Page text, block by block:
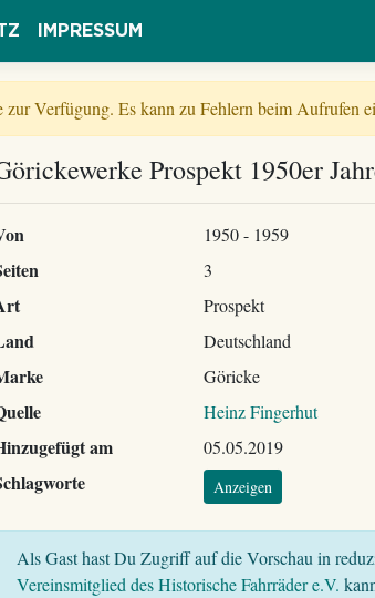
IMPRESSUM
Verfügung. Es kann zu Fehlern beim Aufrufen
Prospekt 1950er
1950 - 1959
3
Prospekt
Deutschland
Göricke
Heinz Fingerhut
am 05.05.2019
Anzeigen
Als Gast hast Du Zugriff auf die Vorschau in
Vereinsmitglied des Historische Fahrräder e.V.